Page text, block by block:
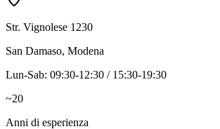
Str. Vignolese 1230
San Damaso, Modena
Lun-Sab: 09:30-12:30 / 15:30-19:30
~20
Anni di esperienza